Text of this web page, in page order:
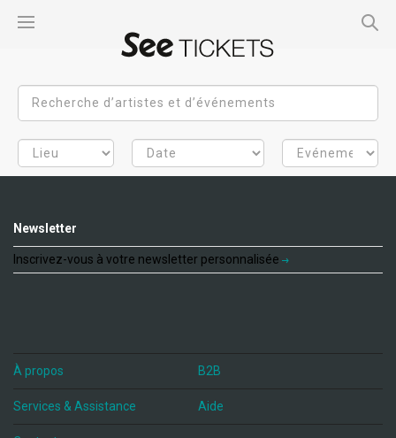
Newsletter
Inscrivez-vous à votre newsletter personnalisée
À propos B2B
Services & Assistance Aide